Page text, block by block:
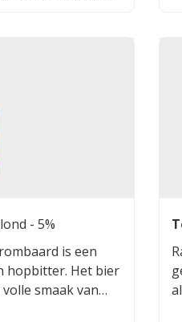
- 5%
is een
hopbitter. Het bier
smaak van